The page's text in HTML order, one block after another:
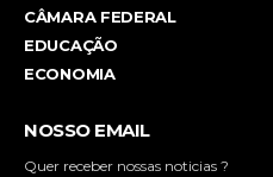
CÂMARA FEDERAL
EDUCAÇÃO
ECONOMIA
NOSSO EMAIL
Quer receber nossas noticias ?